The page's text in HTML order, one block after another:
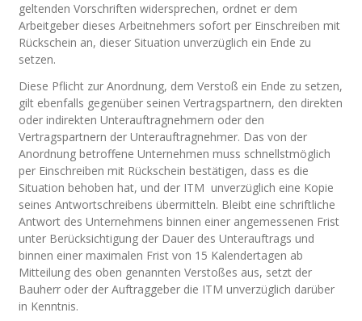
geltenden Vorschriften widersprechen, ordnet er dem
Arbeitgeber dieses Arbeitnehmers sofort per Einschreiben mit
Rückschein an, dieser Situation unverzüglich ein Ende zu
setzen.
Diese Pflicht zur Anordnung, dem Verstoß ein Ende zu setzen,
gilt ebenfalls gegenüber seinen Vertragspartnern, den direkten
oder indirekten Unterauftragnehmern oder den
Vertragspartnern der Unterauftragnehmer. Das von der
Anordnung betroffene Unternehmen muss schnellstmöglich
per Einschreiben mit Rückschein bestätigen, dass es die
Situation behoben hat, und der ITM unverzüglich eine Kopie
seines Antwortschreibens übermitteln. Bleibt eine schriftliche
Antwort des Unternehmens binnen einer angemessenen Frist
unter Berücksichtigung der Dauer des Unterauftrags und
binnen einer maximalen Frist von 15 Kalendertagen ab
Mitteilung des oben genannten Verstoßes aus, setzt der
Bauherr oder der Auftraggeber die ITM unverzüglich darüber
in Kenntnis.